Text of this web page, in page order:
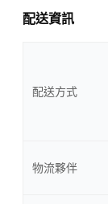
配送資訊
配送方式
物流夥伴